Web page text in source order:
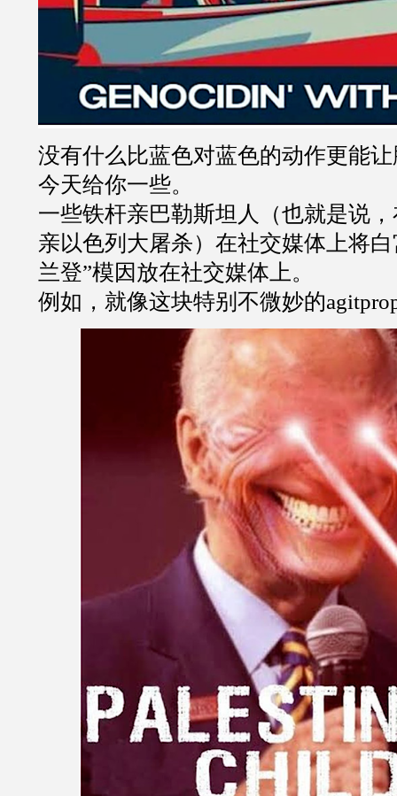
没有什么比蓝色对蓝色的动作更能
今天给你一些。
一些铁杆亲巴勒斯坦人（也就是说
亲以色列大屠杀）在社交媒体上将
兰登”模因放在社交媒体上。
例如，就像这块特别不微妙的